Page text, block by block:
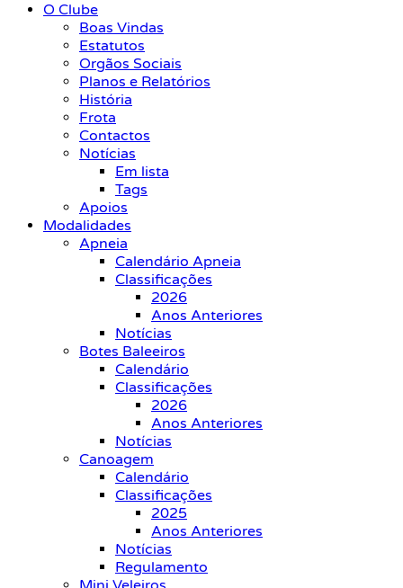
O Clube
Boas Vindas
Estatutos
Orgãos Sociais
Planos e Relatórios
História
Frota
Contactos
Notícias
Em lista
Tags
Apoios
Modalidades
Apneia
Calendário Apneia
Classificações
2026
Anos Anteriores
Notícias
Botes Baleeiros
Calendário
Classificações
2026
Anos Anteriores
Notícias
Canoagem
Calendário
Classificações
2025
Anos Anteriores
Notícias
Regulamento